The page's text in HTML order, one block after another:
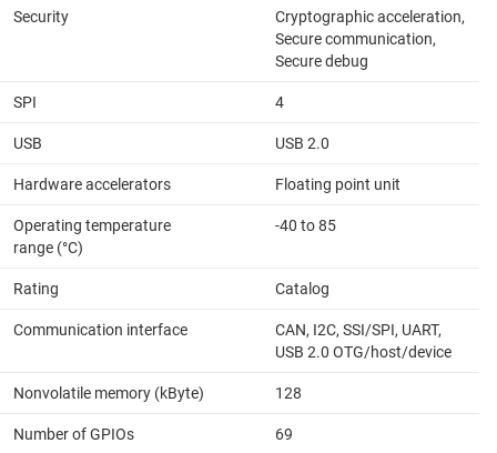
Security
Cryptographic acceleration,
Secure communication,
Secure debug
SPI 4
USB USB 2.0
Hardware accelerators Floating point unit
Operating temperature
range (°C)
-40 to 85
Rating Catalog
Communication interface
CAN, I2C, SSI/SPI, UART,
USB 2.0 OTG/host/device
Nonvolatile memory (kByte) 128
Number of GPIOs 69